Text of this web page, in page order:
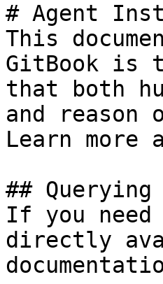
# Agent
This
GitBook is
that both
and
Learn more
## Querying
If you
directly